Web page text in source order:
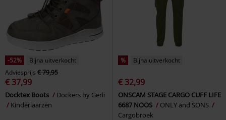
-52%
Bijna uitverkocht
Adviesprijs € 79,95
€ 37,99
Docktex Boots
Dockers by Gerli
Kinderlaarzen
% Bijna uitverkocht
€ 32,99
ONSCAM STAGE CARGO CUFF LIFE
6687 NOOS
ONLY and SONS
Cargobroek